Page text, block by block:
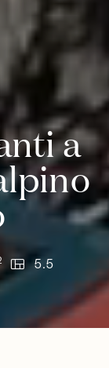
a
view_quilt 5.5